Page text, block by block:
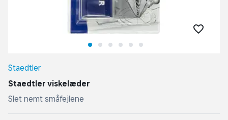
Staedtler
Staedtler viskelæder
Slet nemt småfejlene